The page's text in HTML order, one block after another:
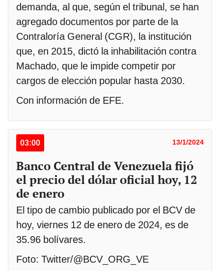
demanda, al que, según el tribunal, se han
agregado documentos por parte de la
Contraloría General (CGR), la institución
que, en 2015, dictó la inhabilitación contra
Machado, que le impide competir por
cargos de elección popular hasta 2030.
Con información de EFE.
03:00 13/1/2024
Banco Central de Venezuela fijó
el precio del dólar oficial hoy, 12
de enero
El tipo de cambio publicado por el BCV de
hoy, viernes 12 de enero de 2024, es de
35.96 bolívares.
Foto: Twitter/@BCV_ORG_VE